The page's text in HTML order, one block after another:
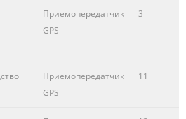
страницы № 6
the unit while Warning
may cause a traffic accident.
AND THE � If you need to
SUPPLIED “QUICK START
Приемопередатчик
GPS
3
Приемопередатчик
GPS
11